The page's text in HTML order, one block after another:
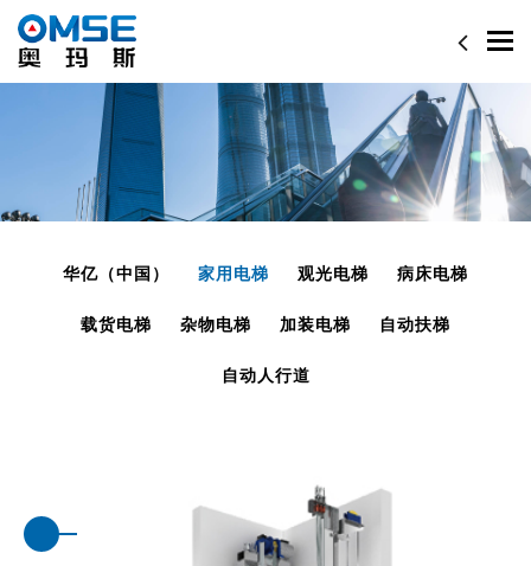
华亿（中国） 家用电梯 观光电梯 病床电梯
载货电梯 杂物电梯 加装电梯 自动扶梯
自动人行道